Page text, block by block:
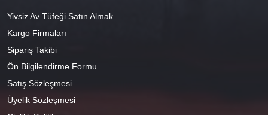
Yivsiz Av Tüfeği Satın Almak
Kargo Firmaları
Sipariş Takibi
Ön Bilgilendirme Formu
Satış Sözleşmesi
Üyelik Sözleşmesi